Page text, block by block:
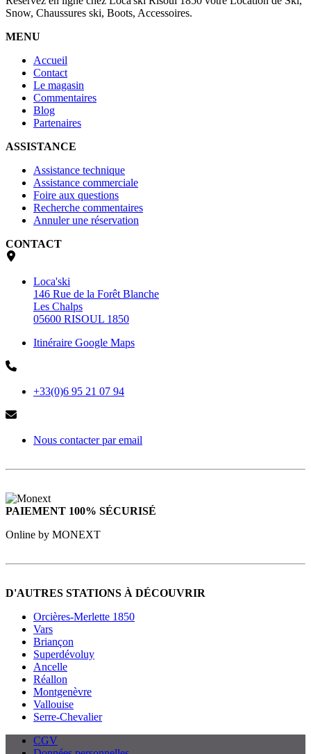
Snow, Chaussures ski, Boots, Accessoires.
MENU
Accueil
Contact
Le magasin
Commentaires
Blog
Partenaires
ASSISTANCE
Assistance technique
Assistance commerciale
Foire aux questions
Recherche commentaires
Annuler une réservation
CONTACT
Loca'ski
146 Rue de la Forêt Blanche
Les Chalps
05600 RISOUL 1850
Itinéraire Google Maps
+33(0)6 95 21 07 94
Nous contacter par email
PAIEMENT 100% SÉCURISÉ
Online by MONEXT
D'AUTRES STATIONS À DÉCOUVRIR
Orcières-Merlette 1850
Vars
Briançon
Superdévoluy
Ancelle
Réallon
Montgenèvre
Vallouise
Serre-Chevalier
CGV